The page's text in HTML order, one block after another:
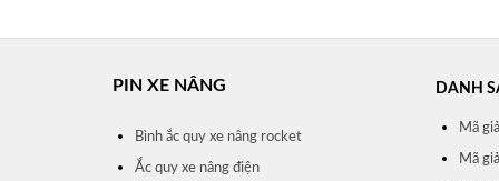
PIN XE NÂNG
Bình ắc quy xe nâng rocket
Ắc quy xe nâng điện
DANH
Mã
Mã